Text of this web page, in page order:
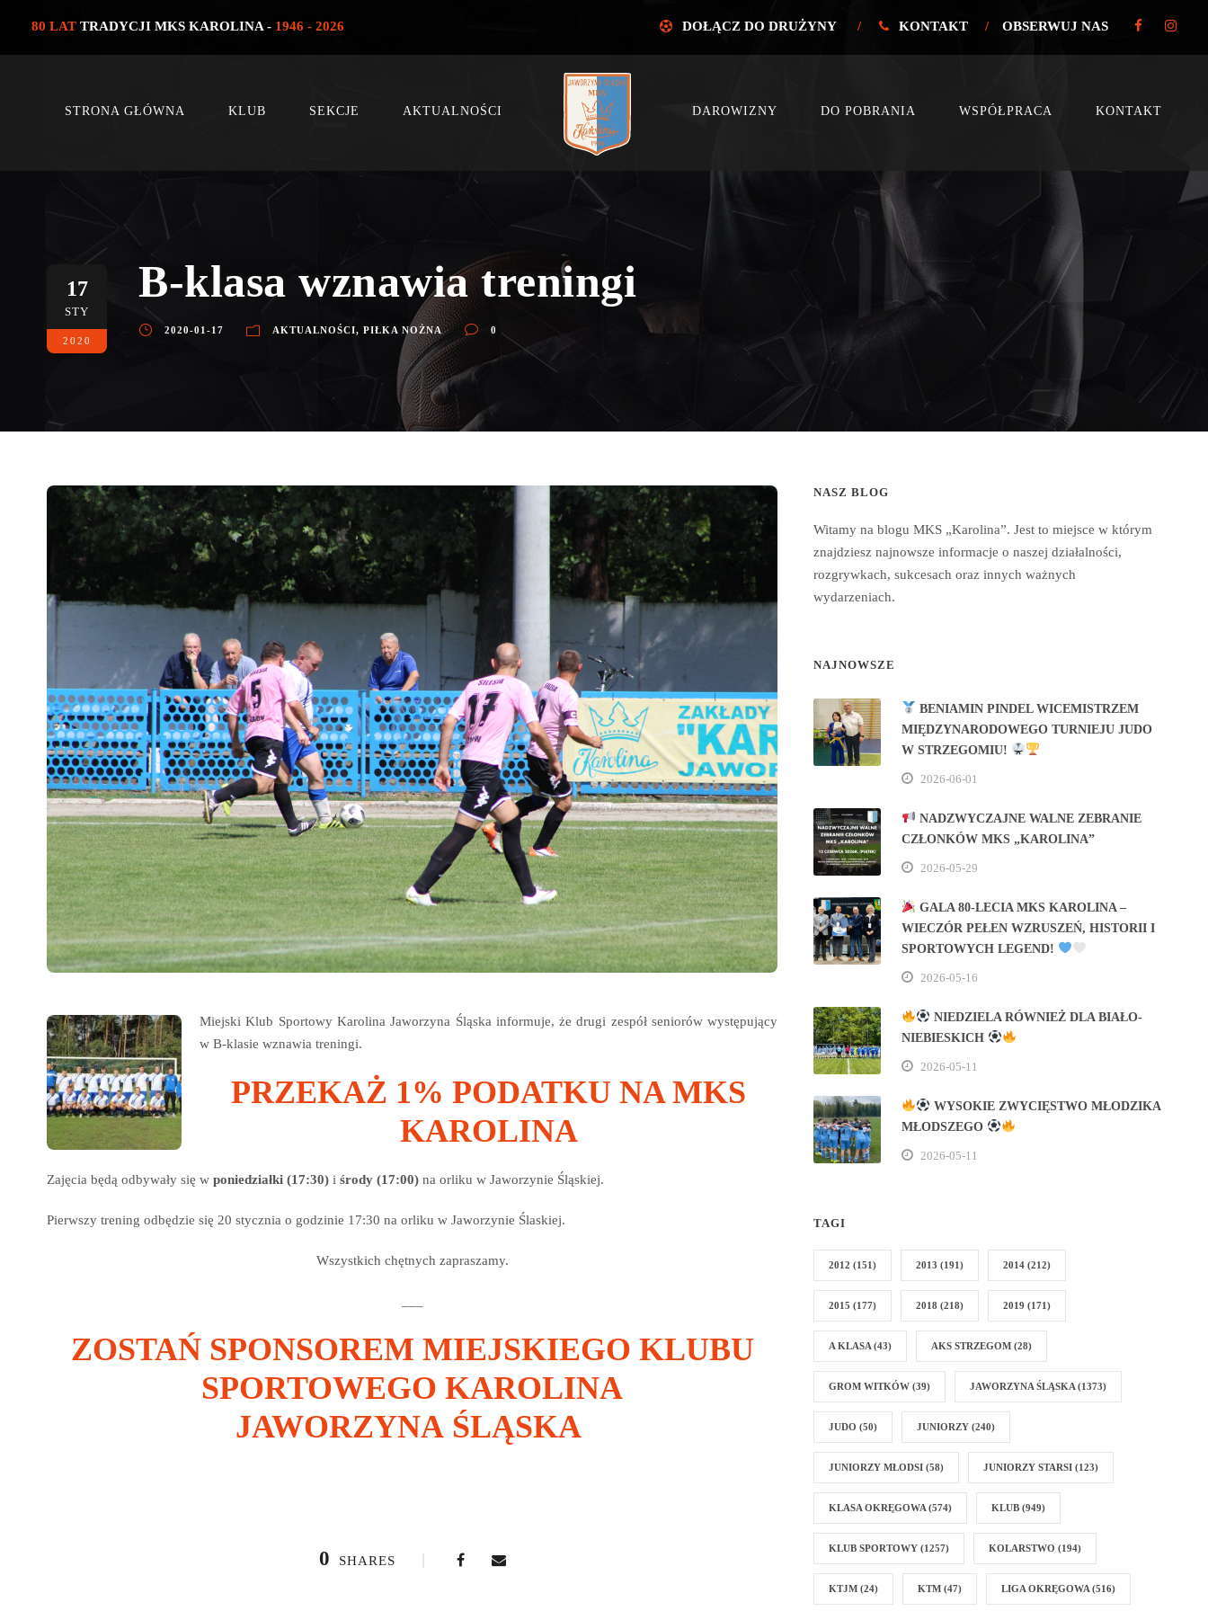
80 LAT TRADYCJI MKS KAROLINA - 1946 - 2026 DOŁĄCZ DO DRUŻYNY / KONTAKT / OBSERWUJ NAS
STRONA GŁÓWNA KLUB SEKCJE AKTUALNOŚCI DAROWIZNY DO POBRANIA WSPÓŁPRACA KONTAKT
17
STY
2020
B-klasa wznawia treningi
2020-01-17 AKTUALNOŚCI, PIŁKA NOŻNA 0
Miejski Klub Sportowy Karolina Jaworzyna Śląska informuje, że drugi zespół seniorów występujący
w B-klasie wznawia treningi.
PRZEKAŻ 1% PODATKU NA MKS
KAROLINA
Zajęcia będą odbywały się w poniedziałki (17:30) i środy (17:00) na orliku w Jaworzynie Śląskiej.
Pierwszy trening odbędzie się 20 stycznia o godzinie 17:30 na orliku w Jaworzynie Ślaskiej.
Wszystkich chętnych zapraszamy.
ZOSTAŃ SPONSOREM MIEJSKIEGO KLUBU
SPORTOWEGO KAROLINA
JAWORZYNA ŚLĄSKA
0 SHARES
NASZ BLOG
Witamy na blogu MKS „Karolina”. Jest to miejsce w którym
znajdziesz najnowsze informacje o naszej działalności,
rozgrywkach, sukcesach oraz innych ważnych
wydarzeniach.
NAJNOWSZE
BENIAMIN PINDEL WICEMISTRZEM
MIĘDZYNARODOWEGO TURNIEJU JUDO
W STRZEGOMIU!
2026-06-01
NADZWYCZAJNE WALNE ZEBRANIE
CZŁONKÓW MKS „KAROLINA”
2026-05-29
GALA 80‑LECIA MKS KAROLINA –
WIECZÓR PEŁEN WZRUSZEŃ, HISTORII I
SPORTOWYCH LEGEND!
2026-05-16
NIEDZIELA RÓWNIEŻ DLA BIAŁO-
NIEBIESKICH
2026-05-11
WYSOKIE ZWYCIĘSTWO MŁODZIKA
MŁODSZEGO
2026-05-11
TAGI
2012 (151) 2013 (191) 2014 (212)
2015 (177) 2018 (218) 2019 (171)
A KLASA (43) AKS STRZEGOM (28)
GROM WITKÓW (39) JAWORZYNA ŚLĄSKA (1373)
JUDO (50) JUNIORZY (240)
JUNIORZY MŁODSI (58) JUNIORZY STARSI (123)
KLASA OKRĘGOWA (574) KLUB (949)
KLUB SPORTOWY (1257) KOLARSTWO (194)
KTJM (24) KTM (47) LIGA OKRĘGOWA (516)